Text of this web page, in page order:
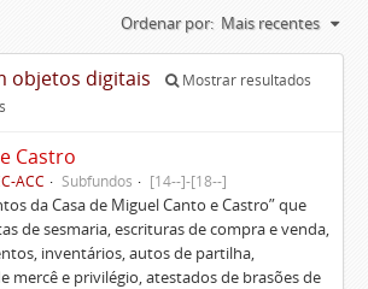
Ordenar por: Mais recentes
objetos digitais
Mostrar resultados
Castro
ACC Subfundos [14--]-[18--]
da Casa de Miguel Canto e Castro” que
de sesmaria, escrituras de compra e venda,
inventários, autos de partilha,
mercê e privilégio, atestados de brasões de